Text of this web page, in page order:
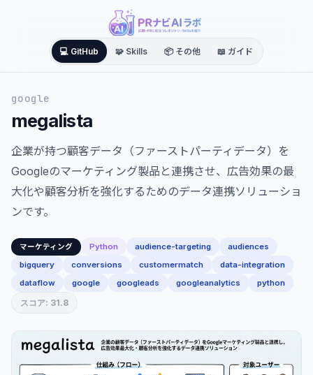
💻 GitHub 🧩 Skills 📦 その他 📖 ガイド
google
megalista
企業が持つ顧客データ（ファーストパーティデータ）を
Googleのマーケティング製品と連携させ、広告効果の最
大化や顧客分析を強化するためのデータ連携ソリューショ
ンです。
マーケティング Python audience-targeting
audiences
bigquery
conversions customermatch
data-integration
dataflow
google googleads googleanalytics python
スコア: 31.8